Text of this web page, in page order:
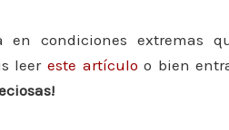
en condiciones extremas
leereste artículoo bien